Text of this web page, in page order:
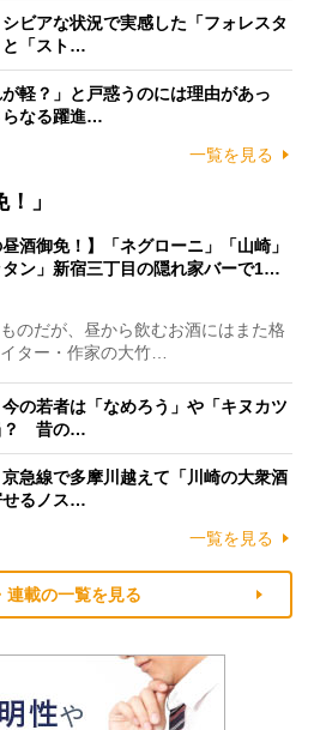
シビアな状況で実感した「フォレスタ
「スト…
軽？」と戸惑うのには理由があっ
なる躍進…
一覧を見る
」
昼酒御免！】「ネグローニ」「山崎」
タン」新宿三丁目の隠れ家バーで1…
のだが、昼から飲むお酒にはまた格
ター・作家の大竹…
今の若者は「なめろう」や「キヌカツ
？ 昔の…
京急線で多摩川越えて「川崎の大衆酒
るノス…
一覧を見る
連載の一覧を見る